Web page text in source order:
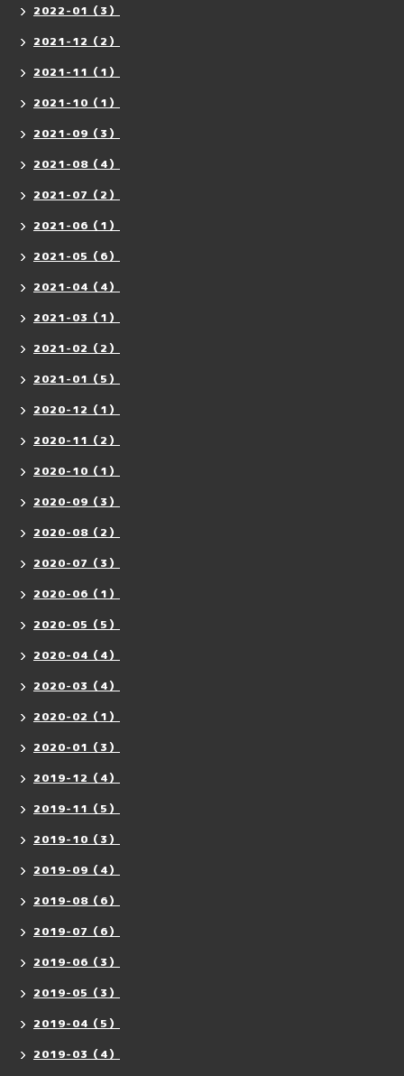
2022-01（3）
2021-12（2）
2021-11（1）
2021-10（1）
2021-09（3）
2021-08（4）
2021-07（2）
2021-06（1）
2021-05（6）
2021-04（4）
2021-03（1）
2021-02（2）
2021-01（5）
2020-12（1）
2020-11（2）
2020-10（1）
2020-09（3）
2020-08（2）
2020-07（3）
2020-06（1）
2020-05（5）
2020-04（4）
2020-03（4）
2020-02（1）
2020-01（3）
2019-12（4）
2019-11（5）
2019-10（3）
2019-09（4）
2019-08（6）
2019-07（6）
2019-06（3）
2019-05（3）
2019-04（5）
2019-03（4）